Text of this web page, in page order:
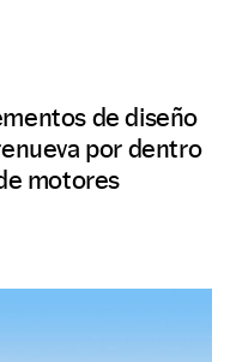
de diseño
por dentro
motores